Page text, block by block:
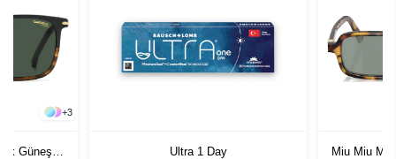
+3
Güneş
Ultra 1 Day
Miu Miu MU